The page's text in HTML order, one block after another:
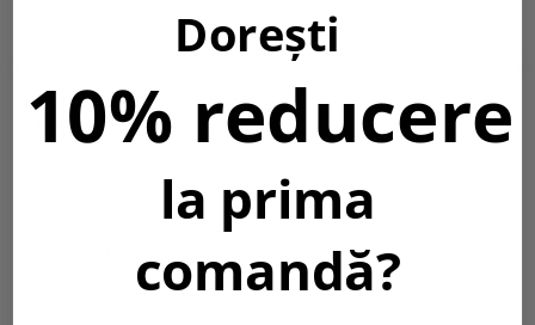
Si pictogramele cu dimensiunea de 300x150mm.
Separat sunt disponibile pictograme diverse din
Temperatura culoare [K]::5000K
Grad protectie IP:
IP65
Dorești
10% reducere
la prima
comandă?